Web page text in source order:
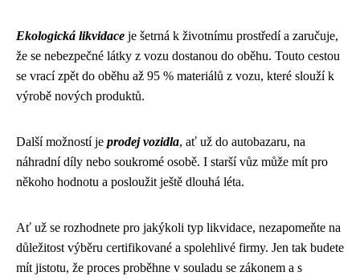
Ekologická likvidace je šetrná k životnímu prostředí a zaručuje,
že se nebezpečné látky z vozu dostanou do oběhu. Touto cestou
se vrací zpět do oběhu až 95 % materiálů z vozu, které slouží k
výrobě nových produktů.
Další možností je prodej vozidla, ať už do autobazaru, na
náhradní díly nebo soukromé osobě. I starší vůz může mít pro
někoho hodnotu a posloužit ještě dlouhá léta.
Ať už se rozhodnete pro jakýkoli typ likvidace, nezapomeňte na
důležitost výběru certifikované a spolehlivé firmy. Jen tak budete
mít jistotu, že proces proběhne v souladu se zákonem a s